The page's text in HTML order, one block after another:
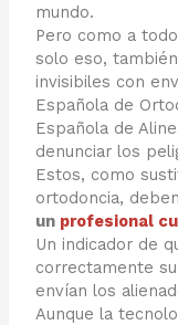
mundo.
Pero como a
solo eso,
invisibiles con
Española de
Española de
denunciar los
Estos, como
ortodoncia,
un profesional
Un indicador de
correctamente
envían los
Aunque la